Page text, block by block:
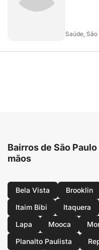
Saúde,
Bairros de São
mãos
Bela Vista Brooklin
Itaim Bibi
Itaquera
Lapa
Mooca
Planalto Paulista